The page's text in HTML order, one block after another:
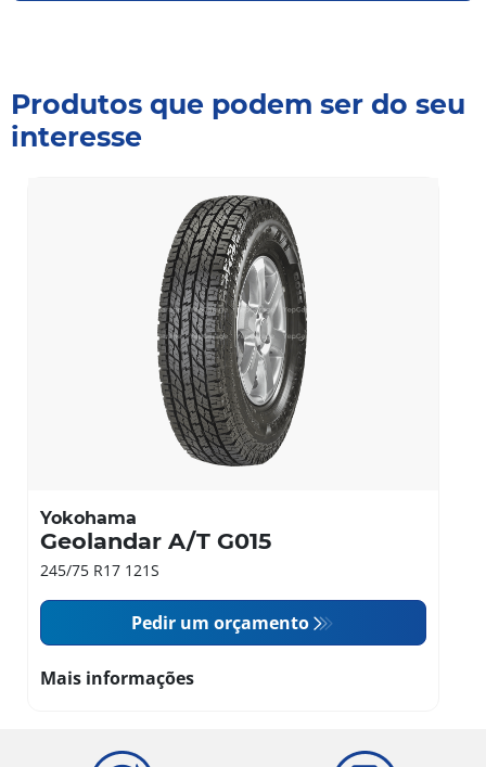
Produtos que podem ser do seu
interesse
Yokohama
Geolandar A/T G015
245/75 R17 121S
Pedir um orçamento
Mais informações